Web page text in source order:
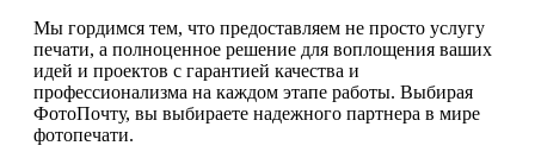
Мы гордимся тем, что предоставляем не просто услугу
печати, а полноценное решение для воплощения ваших
идей и проектов с гарантией качества и
профессионализма на каждом этапе работы. Выбирая
ФотоПочту, вы выбираете надежного партнера в мире
фотопечати.